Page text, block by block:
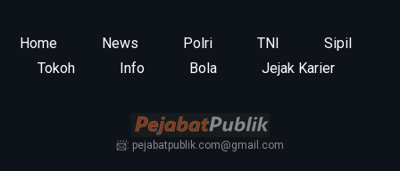
Home News Polri TNI
Sipil
Tokoh
Info Bola Jejak Karier
📨: pejabatpublik.com@gmail.com